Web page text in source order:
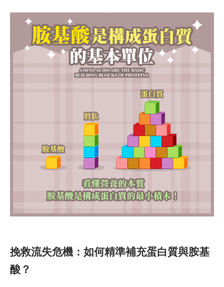
挽救流失危機：如何精準補充蛋白質與胺基
酸 ？